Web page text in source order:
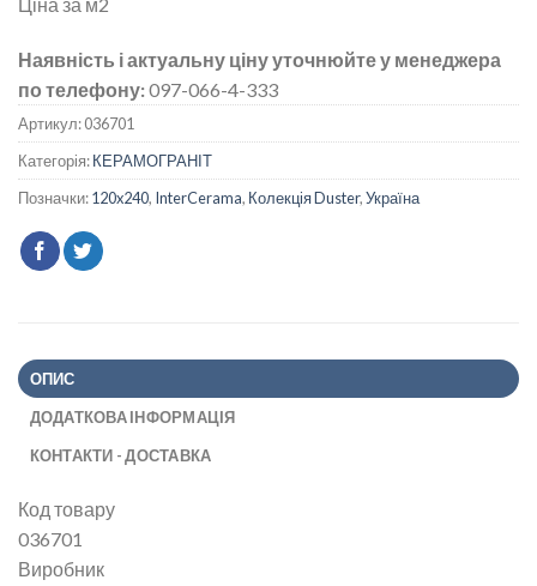
Ціна за м2
Наявність і актуальну ціну уточнюйте у менеджера
по телефону:097-066-4-333
Артикул:036701
Категорія:КЕРАМОГРАНІТ
Позначки:120x240, InterCerama, Колекція Duster,Україна
ОПИС
ДОДАТКОВА ІНФОРМАЦІЯ
КОНТАКТИ - ДОСТАВКА
Код товару
036701
Виробник